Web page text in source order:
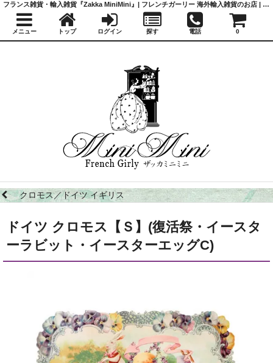
クロモス／ドイツ イギリス
ドイツ クロモス【Ｓ】(復活祭・イースタ
ーラビット・イースターエッグC)
フランス雑貨・輸入雑貨『Zakka MiniMini』| フレンチガーリー 海外輸入雑貨のお店 | かわいい雑貨 | 蚤の市 | アンティーク
メニュー トップ ログイン 探す 電話 0